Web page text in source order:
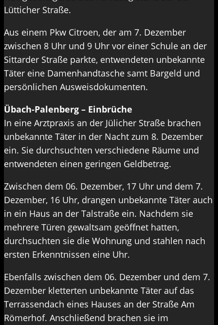
Lütticher Straße.
Aus einem Pkw Citroen, der am 7. Dezember
zwischen 8 Uhr und 9 Uhr vor einer Schule an der
Sittarder Straße parkte, entwendeten unbekannte
Täter eine Damenhandtasche samt Bargeld und
persönlichen Ausweisdokumenten.
Übach-Palenberg – Einbrüche
In eine Arztpraxis an der Jülicher Straße brachen
unbekannte Täter in der Nacht zum 8. Dezember
ein. Sie durchsuchten verschiedene Räume und
entwendeten einen geringen Geldbetrag.
Zwischen dem 06. Dezember, 17 Uhr und dem 7.
Dezember, 16 Uhr, drangen unbekannte Täter auch
in ein Haus an der Talstraße ein. Nachdem sie
mehrere Türen gewaltsam geöffnet hatten,
durchsuchten sie die Wohnung und stahlen nach
ersten Erkenntnissen eine Uhr.
Ebenfalls zwischen dem 06. Dezember und dem 7.
Dezember kletterten unbekannte Täter auf das
Terrassendach eines Hauses an der Straße Am
Römerhof. Anschließend brachen sie im